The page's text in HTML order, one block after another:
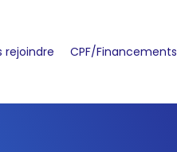
rejoindre CPF/Financements